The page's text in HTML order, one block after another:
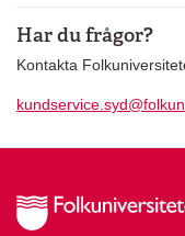
Har du frågor?
Kontakta